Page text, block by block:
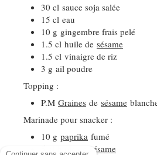
30 cl sauce soja salée
15 cl eau
10 g gingembre frais pelé
1.5 cl huile de sésame
1.5 cl vinaigre de riz
3 g ail poudre
Topping :
P.M Graines de sésame
Marinade pour snacker :
10 g paprika fumé
5 cl
sésame